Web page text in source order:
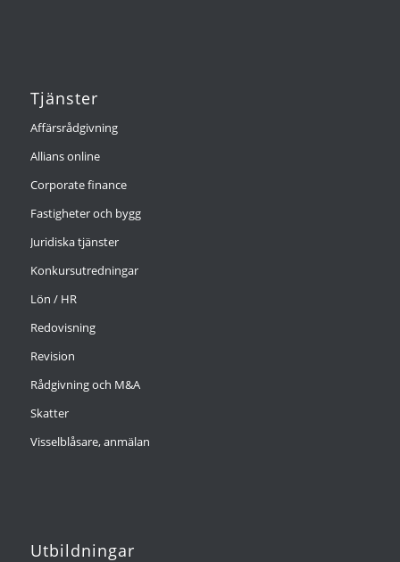
Tjänster
Affärsrådgivning
Allians online
Corporate finance
Fastigheter och bygg
Juridiska tjänster
Konkursutredningar
Lön / HR
Redovisning
Revision
Rådgivning och M&A
Skatter
Visselblåsare, anmälan
Utbildningar